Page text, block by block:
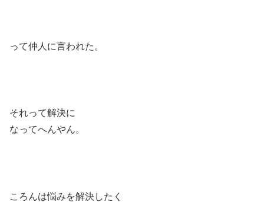
って仲人に言われた。
それって解決に
なってへんやん。
ころんは悩みを解決したく